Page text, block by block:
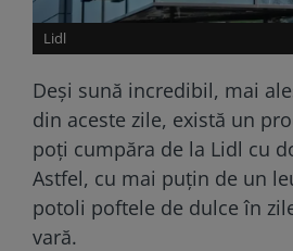
Lidl
Deși sună incredibil, mai
din aceste zile, există un
poți cumpăra de la Lidl cu
Astfel, cu mai puțin de un
potoli poftele de dulce în
vară.